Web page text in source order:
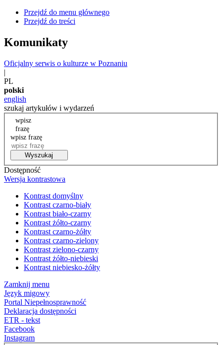
Przejdź do menu głównego
Przejdź do treści
Komunikaty
Oficjalny serwis o kulturze w Poznaniu
|
PL
polski
english
szukaj artykułów i wydarzeń
wpisz
frazę
wpisz frazę
Wyszukaj
Dostępność
Wersja kontrastowa
Kontrast domyślny
Kontrast czarno-biały
Kontrast biało-czarny
Kontrast żółto-czarny
Kontrast czarno-żółty
Kontrast czarno-zielony
Kontrast zielono-czarny
Kontrast żółto-niebieski
Kontrast niebiesko-żółty
Zamknij menu
Język migowy
Portal Niepełnosprawność
Deklaracja dostępności
ETR - tekst
Facebook
Instagram